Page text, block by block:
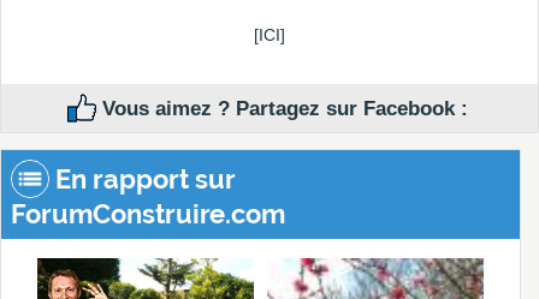
[ICI]
Vous aimez ? Partagez sur Facebook :
En rapport sur
ForumConstruire.com